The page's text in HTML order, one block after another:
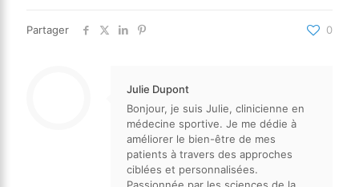
Partager 0
Julie Dupont
Bonjour, je suis Julie, clinicienne en
médecine sportive. Je me dédie à
améliorer le bien-être de mes
patients à travers des approches
ciblées et personnalisées.
Passionnée par les sciences de la